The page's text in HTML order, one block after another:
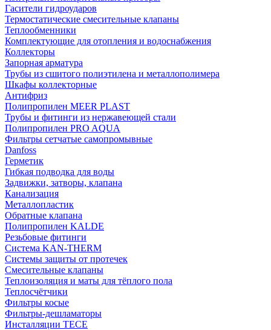
Гасители гидроударов
Термостатические смесительные клапаны
Теплообменники
Комплектующие для отопления и водоснабжения
Коллекторы
Запорная арматура
Трубы из сшитого полиэтилена и металлополимера
Шкафы коллекторные
Антифриз
Полипропилен MEER PLAST
Трубы и фитинги из нержавеющей стали
Полипропилен PRO AQUA
Фильтры сетчатые самопромывные
Danfoss
Герметик
Гибкая подводка для воды
Задвижки, затворы, клапана
Канализация
Металлопластик
Обратные клапана
Полипропилен KALDE
Резьбовые фитинги
Система KAN-THERM
Системы защиты от протечек
Смесительные клапаны
Теплоизоляция и маты для тёплого пола
Теплосчётчики
Фильтры косые
Фильтры-дешламаторы
Инсталляции TECE